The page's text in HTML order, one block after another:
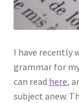
Contact Me
Links
My Account
I have recently
grammar for
can read here,
subject anew.